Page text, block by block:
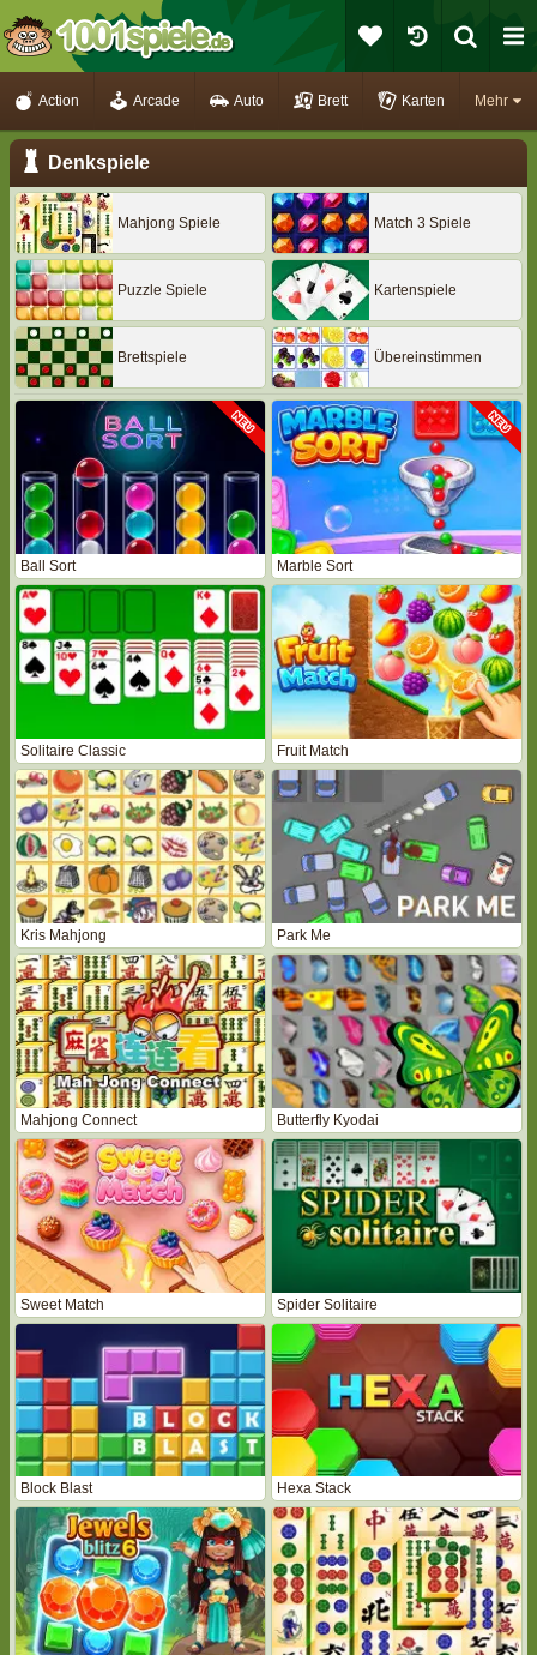
Mehr
Action Arcade Auto Brett Karten
Denkspiele
Mahjong Spiele Match 3 Spiele
Puzzle Spiele Kartenspiele
Brettspiele Übereinstimmen
Ball Sort Marble Sort
Solitaire Classic Fruit Match
Kris Mahjong Park Me
Mahjong Connect Butterfly Kyodai
Sweet Match Spider Solitaire
Block Blast Hexa Stack